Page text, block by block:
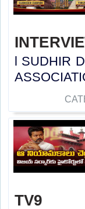
l SUDHIR
TV9